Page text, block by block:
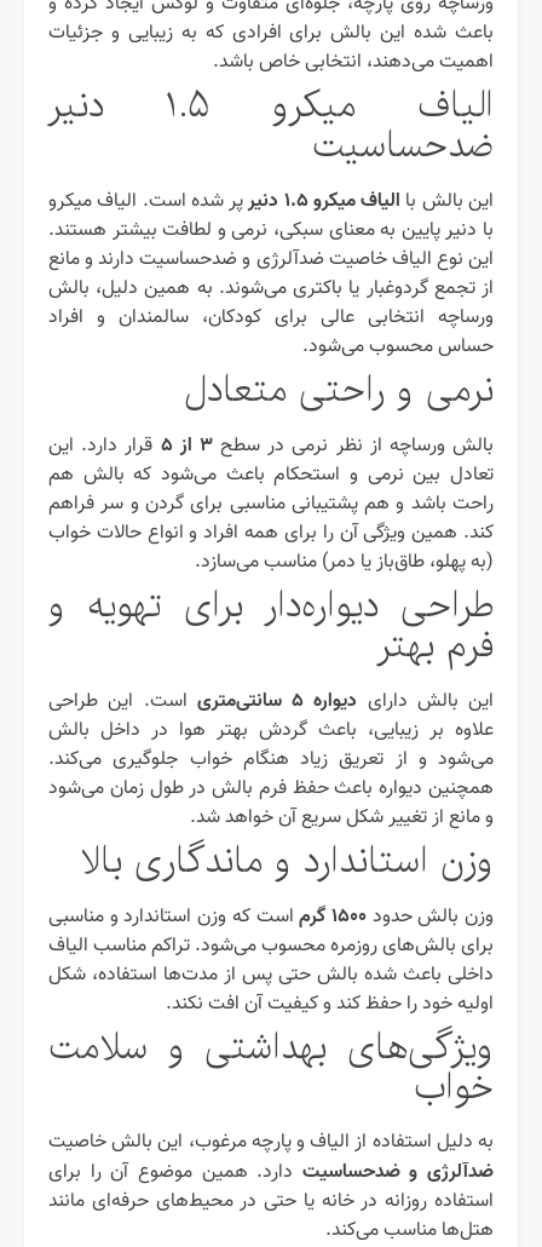
باعث شده این بالش برای افرادی که به زیبایی و جزئیات
اهمیت می‌دهند، انتخابی خاص باشد.
الیاف میکرو ۱.۵ دنیر
ضدحساسیت
این بالش با الیاف میکرو ۱.۵ دنیر
پر شده است. الیاف میکرو
با دنیر پایین به معنای سبکی، نرمی و لطافت بیشتر هستند.
این نوع الیاف خاصیت ضدآلرژی و ضدحساسیت دارند و مانع
از تجمع گردوغبار یا باکتری می‌شوند. به همین دلیل، بالش
ورساچه انتخابی عالی برای کودکان، سالمندان و افراد
حساس محسوب می‌شود.
نرمی و راحتی متعادل
بالش ورساچه از نظر نرمی در سطح۳ از ۵
قرار دارد. این
تعادل بین نرمی و استحکام باعث می‌شود که بالش هم
راحت باشد و هم پشتیبانی مناسبی برای گردن و سر فراهم
کند. همین ویژگی آن را برای همه افراد و انواع حالات خواب
(به پهلو، طاق‌باز یا دمر) مناسب می‌سازد.
طراحی دیواره‌دار برای تهویه و
فرم بهتر
این بالش دارای دیواره ۵ سانتی‌متری
است. این طراحی
علاوه بر زیبایی، باعث گردش بهتر هوا در داخل بالش
می‌شود و از تعریق زیاد هنگام خواب جلوگیری می‌کند.
همچنین دیواره باعث حفظ فرم بالش در طول زمان می‌شود
و مانع از تغییر شکل سریع آن خواهد شد.
وزن استاندارد و ماندگاری بالا
وزن بالش حدود۱۵۰۰ گرم
است که وزن استاندارد و مناسبی
برای بالش‌های روزمره محسوب می‌شود. تراکم مناسب الیاف
داخلی باعث شده بالش حتی پس از مدت‌ها استفاده، شکل
اولیه خود را حفظ کند و کیفیت آن افت نکند.
ویژگی‌های بهداشتی و سلامت
خواب
به دلیل استفاده از الیاف و پارچه مرغوب، این بالش خاصیت
ضدآلرژی و ضدحساسیت دارد. همین موضوع آن را برای
استفاده روزانه در خانه یا حتی در محیط‌های حرفه‌ای مانند
هتل‌ها مناسب می‌کند.